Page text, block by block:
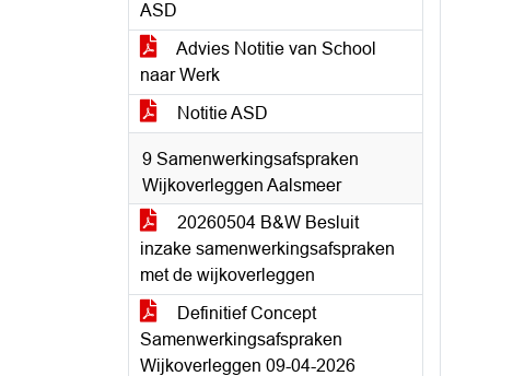
ASD
Advies Notitie van School
naar Werk
Notitie ASD
9 Samenwerkingsafspraken
Wijkoverleggen Aalsmeer
20260504 B&W Besluit
inzake samenwerkingsafspraken
met de wijkoverleggen
Definitief Concept
Samenwerkingsafspraken
Wijkoverleggen 09-04-2026